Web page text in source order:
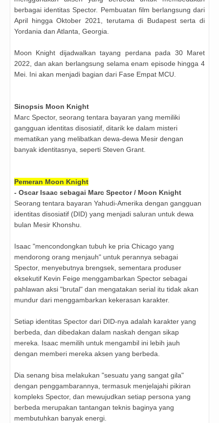
berbagai identitas Spector. Pembuatan film berlangsung dari
April hingga Oktober 2021, terutama di Budapest serta di
Yordania dan Atlanta, Georgia.
Moon Knight dijadwalkan tayang perdana pada 30 Maret
2022, dan akan berlangsung selama enam episode hingga 4
Mei. Ini akan menjadi bagian dari Fase Empat MCU.
Sinopsis Moon Knight
Marc Spector, seorang tentara bayaran yang memiliki
gangguan identitas disosiatif, ditarik ke dalam misteri
mematikan yang melibatkan dewa-dewa Mesir dengan
banyak identitasnya, seperti Steven Grant.
Pemeran Moon Knight
- Oscar Isaac sebagai Marc Spector / Moon Knight
Seorang tentara bayaran Yahudi-Amerika dengan gangguan
identitas disosiatif (DID) yang menjadi saluran untuk dewa
bulan Mesir Khonshu.
Isaac "mencondongkan tubuh ke pria Chicago yang
mendorong orang menjauh" untuk perannya sebagai
Spector, menyebutnya brengsek, sementara produser
eksekutif Kevin Feige menggambarkan Spector sebagai
pahlawan aksi "brutal" dan mengatakan serial itu tidak akan
mundur dari menggambarkan kekerasan karakter.
Setiap identitas Spector dari DID-nya adalah karakter yang
berbeda, dan dibedakan dalam naskah dengan sikap
mereka. Isaac memilih untuk mengambil ini lebih jauh
dengan memberi mereka aksen yang berbeda.
Dia senang bisa melakukan "sesuatu yang sangat gila"
dengan penggambarannya, termasuk menjelajahi pikiran
kompleks Spector, dan mewujudkan setiap persona yang
berbeda merupakan tantangan teknis baginya yang
membutuhkan banyak energi.